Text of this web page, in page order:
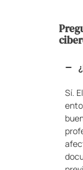
Sí.